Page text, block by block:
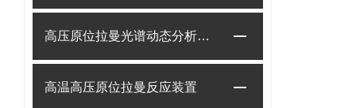
高压原位拉曼光谱动态分析系统
高温高压原位拉曼反应装置